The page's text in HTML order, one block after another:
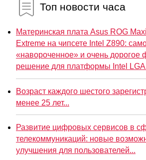
Топ новости часа
Материнская плата Asus ROG
Extreme на чипсете Intel Z890:
«навороченное» и очень дорогое
решение для платформы Intel
Возраст каждого шестого
менее 25 лет...
Развитие цифровых сервисов в
телекоммуникаций: новые
улучшения для пользователей...